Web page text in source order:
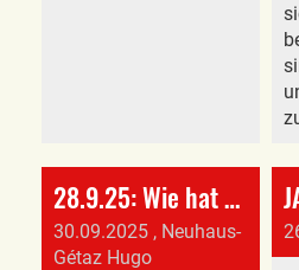
28.9.25: Wie hat Bottmingen abgestimmt?
30.09.2025 , Neuhaus-
Gétaz Hugo